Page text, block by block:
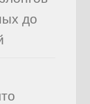
до